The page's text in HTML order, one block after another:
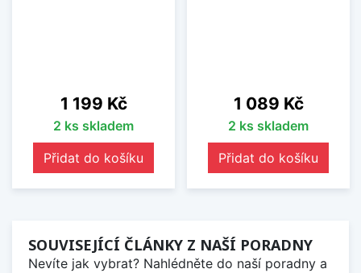
Cena
1 199 Kč
2 ks skladem
Přidat do košíku
Cena
1 089 Kč
2 ks skladem
Přidat do košíku
SOUVISEJÍCÍ ČLÁNKY Z NAŠÍ PORADNY
Nevíte jak vybrat? Nahlédněte do naší poradny a